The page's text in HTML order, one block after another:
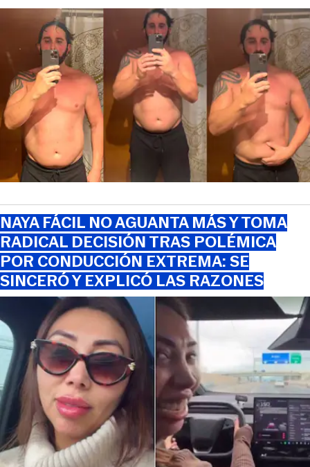
NAYA FÁCIL NO AGUANTA MÁS Y TOMA
RADICAL DECISIÓN TRAS POLÉMICA
POR CONDUCCIÓN EXTREMA: SE
SINCERÓ Y EXPLICÓ LAS RAZONES